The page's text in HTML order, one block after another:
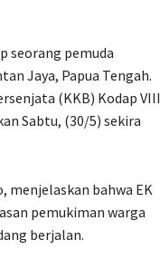
seorang pemuda
Jaya, Papua Tengah.
(KKB) Kodap VIII
Sabtu, (30/5) sekira
menjelaskan bahwa EK
pemukiman warga
berjalan.